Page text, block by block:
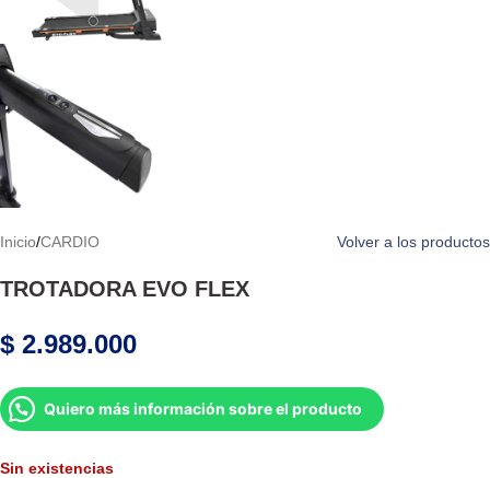
Inicio/CARDIO Volver a los productos
TROTADORA EVO FLEX
$ 2.989.000
Quiero más información sobre el producto
Sin existencias